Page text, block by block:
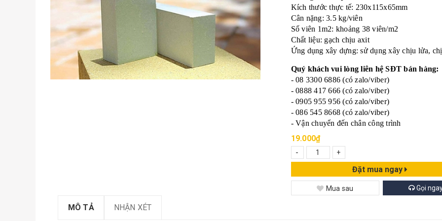
Kích thước thực tế: 230x115x65mm
Cân nặng: 3.5 kg/viên
Số viên 1m2: khoảng 38 viên/m2
Chất liệu: gạch chịu axit
Ứng dụng xây dựng: sử dụng xây chịu lửa,
Quý khách vui lòng liên hệ SĐT bán hàng:
- 08 3300 6886 (có zalo/viber)
- 0888 417 666 (có zalo/viber)
- 0905 955 956 (có zalo/viber)
- 086 545 8668 (có zalo/viber)
- Vận chuyển đến chân công trình
19.000₫
-
+
Đặt mua ngay
Mua sau Gọi
MÔ TẢ NHẬN XÉT